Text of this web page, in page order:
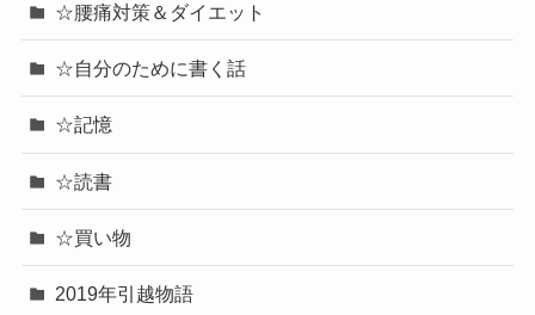
☆腰痛対策＆ダイエット
☆自分のために書く話
☆記憶
☆読書
☆買い物
2019年引越物語